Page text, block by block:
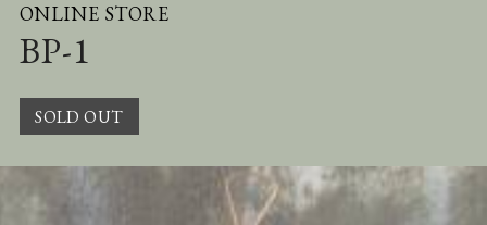
ONLINE STORE
BP-1